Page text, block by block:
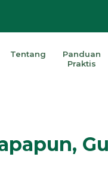
Tentang
Panduan
Praktis